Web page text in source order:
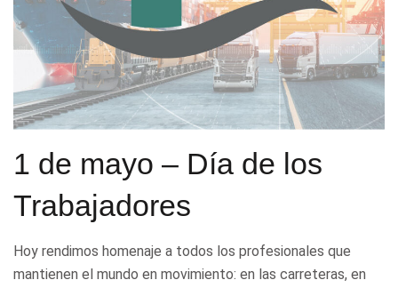
1 de mayo – Día de los
Trabajadores
Hoy rendimos homenaje a todos los profesionales que
mantienen el mundo en movimiento: en las carreteras, en